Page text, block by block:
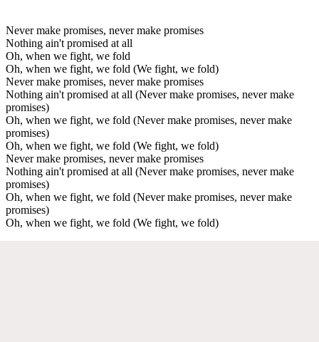
Never make promises, never make promises
Nothing ain't promised at all
Oh, when we fight, we fold
Oh, when we fight, we fold (We fight, we fold)
Never make promises, never make promises
Nothing ain't promised at all (Never make promises, never make
promises)
Oh, when we fight, we fold (Never make promises, never make
promises)
Oh, when we fight, we fold (We fight, we fold)
Never make promises, never make promises
Nothing ain't promised at all (Never make promises, never make
promises)
Oh, when we fight, we fold (Never make promises, never make
promises)
Oh, when we fight, we fold (We fight, we fold)